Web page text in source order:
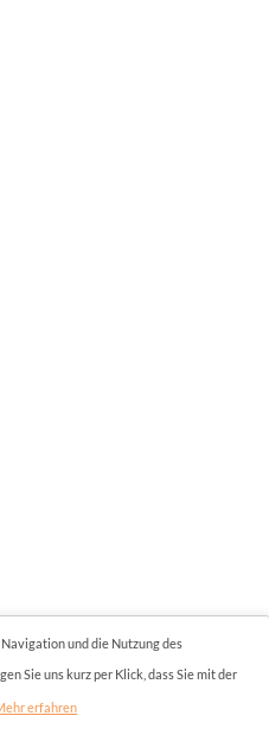
und die Nutzung des
Sie uns kurz per Klick, dass Sie mit der
erfahren
Operieren